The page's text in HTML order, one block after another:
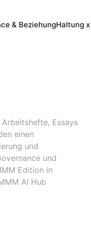
& BeziehungHaltung
Essays
einen
und
und
Edition in
AI Hub